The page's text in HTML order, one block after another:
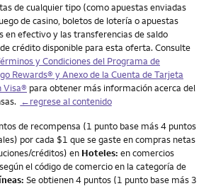
de cualquier tipo (como apuestas enviadas
de casino, boletos de lotería o apuestas
en efectivo y las transferencias de saldo
crédito disponible para esta oferta. Consulte
y Condiciones del Programa de
Rewards® y Anexo de la Cuenta de Tarjeta
Visa® para obtener más información acerca del
←regrese al contenido
de recompensa (1 punto base más 4 puntos
por cada $1 que se gaste en compras netas
créditos) en Hoteles: en comercios
el código de comercio en la categoría de
Se obtienen 4 puntos (1 punto base más 3